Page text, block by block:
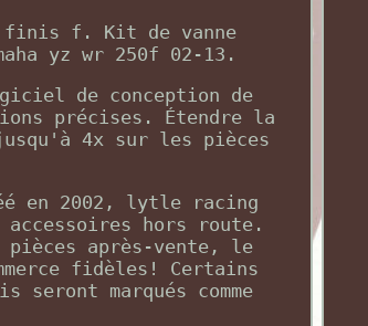
finis f. Kit de vanne
yz wr 250f 02-13.
de conception de
précises. Étendre la
4x sur les pièces
en 2002, lytle racing
hors route.
après-vente, le
fidèles! Certains
marqués comme